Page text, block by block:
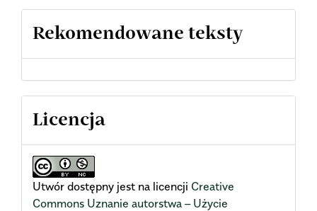
Rekomendowane teksty
Licencja
Utwór dostępny jest na licencji Creative
Commons Uznanie autorstwa – Użycie